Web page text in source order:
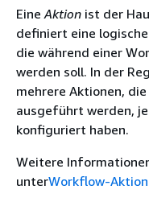
Eine Aktion ist der
definiert eine
die während einer
werden soll. In der
mehrere Aktionen,
ausgeführt werden,
konfiguriert haben.
Weitere
unterWorkflow-